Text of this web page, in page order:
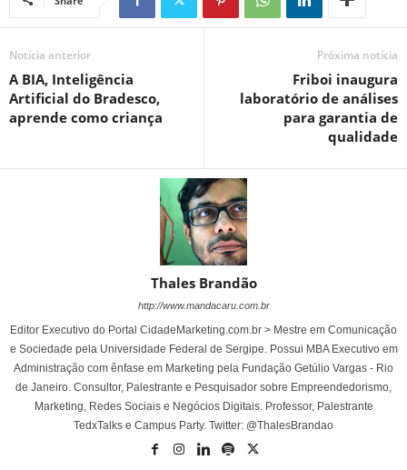
Notícia anterior
A BIA, Inteligência
Artificial do Bradesco,
aprende como criança
Próxima notícia
Friboi inaugura
laboratório de análises
para garantia de
qualidade
Thales Brandão
http://www.mandacaru.com.br
Editor Executivo do Portal CidadeMarketing.com.br > Mestre em Comunicação
e Sociedade pela Universidade Federal de Sergipe. Possui MBA Executivo em
Administração com ênfase em Marketing pela Fundação Getúlio Vargas - Rio
de Janeiro. Consultor, Palestrante e Pesquisador sobre Empreendedorismo,
Marketing, Redes Sociais e Negócios Digitais. Professor, Palestrante
TedxTalks e Campus Party. Twitter: @ThalesBrandao